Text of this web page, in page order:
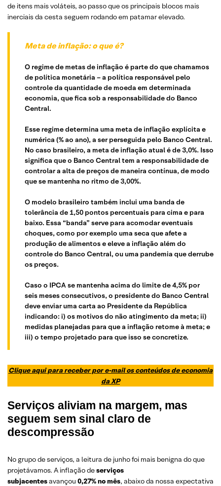
de itens mais voláteis, ao passo que os principais blocos mais
inerciais da cesta seguem rodando em patamar elevado.
Meta de inflação: o que é?
O regime de metas de inflação é parte do que chamamos
de política monetária – a política responsável pelo
controle da quantidade de moeda em determinada
economia, que fica sob a responsabilidade do Banco
Central.
Esse regime determina uma meta de inflação explícita e
numérica (% ao ano), a ser perseguida pelo Banco Central.
No caso brasileiro, a meta de inflação atual é de 3,0%. Isso
significa que o Banco Central tem a responsabilidade de
controlar a alta de preços de maneira contínua, de modo
que se mantenha no ritmo de 3,00%.
O modelo brasileiro também inclui uma banda de
tolerância de 1,50 pontos percentuais para cima e para
baixo. Essa “banda” serve para acomodar eventuais
choques, como por exemplo uma seca que afete a
produção de alimentos e eleve a inflação além do
controle do Banco Central, ou uma pandemia que derrube
os preços.
Caso o IPCA se mantenha acima do limite de 4,5% por
seis meses consecutivos, o presidente do Banco Central
deve enviar uma carta ao Presidente da República
indicando: i) os motivos do não atingimento da meta; ii)
medidas planejadas para que a inflação retome à meta; e
iii) o tempo projetado para que isso se concretize.
Clique aqui para receber por e-mail os conteúdos de economia
da XP
Serviços aliviam na margem, mas
seguem sem sinal claro de
descompressão
No grupo de serviços, a leitura de junho foi mais benigna do que
projetávamos. A inflação deserviços
subjacentesavançou 0,27% no mês, abaixo da nossa expectativa